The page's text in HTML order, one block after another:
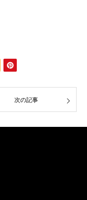
次の記事